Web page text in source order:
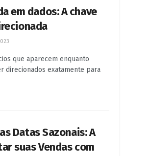
em dados: A chave
que aparecem enquanto
direcionados exatamente para
Datas Sazonais: A
suas Vendas com